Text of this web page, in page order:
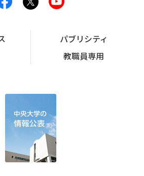
パブリシティ
教職員専用